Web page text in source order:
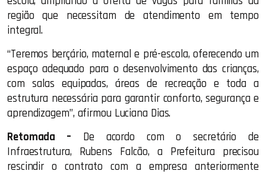
região que necessitam de atendimento em tempo
integral.
“Teremos berçário, maternal e pré-escola, oferecendo um
espaço adequado para o desenvolvimento das crianças,
com salas equipadas, áreas de recreação e toda a
estrutura necessária para garantir conforto, segurança e
aprendizagem”, afirmou Luciana Dias.
Retomada – De acordo com o secretário de
Infraestrutura, Rubens Falcão, a Prefeitura precisou
rescindir o contrato com a empresa anteriormente